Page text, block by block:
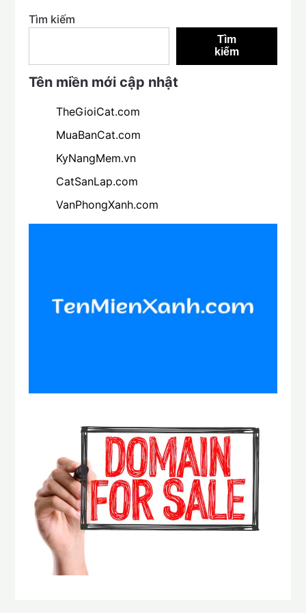
Tìm kiếm
Tìm
kiếm
Tên miền mới cập nhật
TheGioiCat.com
MuaBanCat.com
KyNangMem.vn
CatSanLap.com
VanPhongXanh.com